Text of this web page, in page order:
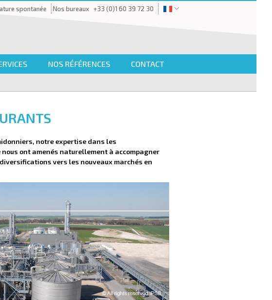
spontanée Nos bureaux +33 (0)1 60 39 72 30
NOS RÉFÉRENCES CONTACT
notre expertise dans les
ont amenés naturellement à accompagner
vers les nouveaux marchés en